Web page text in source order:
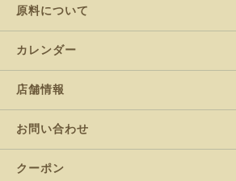
原料について
カレンダー
店舗情報
お問い合わせ
クーポン